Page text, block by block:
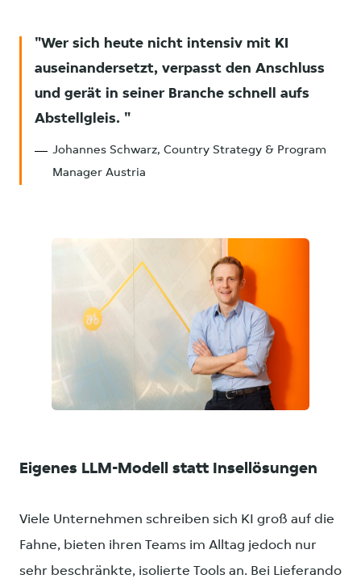
Wer sich heute nicht intensiv mit KI
auseinandersetzt, verpasst den Anschluss
und gerät in seiner Branche schnell aufs
Abstellgleis.
Johannes Schwarz, Country Strategy & Program
Manager Austria
Eigenes LLM-Modell statt Insellösungen
Viele Unternehmen schreiben sich KI groß auf die
Fahne, bieten ihren Teams im Alltag jedoch nur
sehr beschränkte, isolierte Tools an. Bei Lieferando